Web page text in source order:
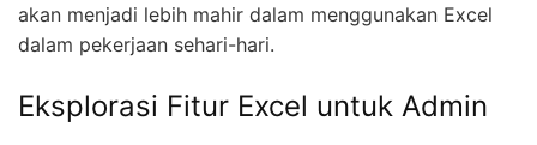
akan menjadi lebih mahir dalam menggunakan Excel
dalam pekerjaan sehari-hari.
Eksplorasi Fitur Excel untuk Admin